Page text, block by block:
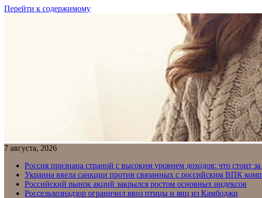
Перейти к содержимому
7 августа, 2026
Россия признана страной с высоким уровнем доходов: что стоит
Украина ввела санкции против связанных с российским ВПК
Российский рынок акций закрылся ростом основных индексов
Россельхознадзор ограничил ввоз птицы и яиц из Камбоджи